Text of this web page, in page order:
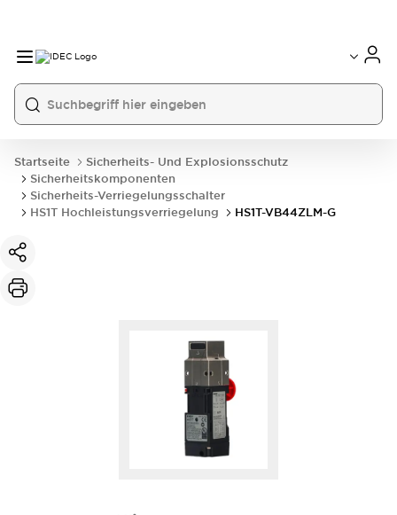
Startseite
Sicherheits- Und Explosionsschutz
Sicherheitskomponenten
Sicherheits-Verriegelungsschalter
HS1T Hochleistungsverriegelung
HS1T-VB44ZLM-G